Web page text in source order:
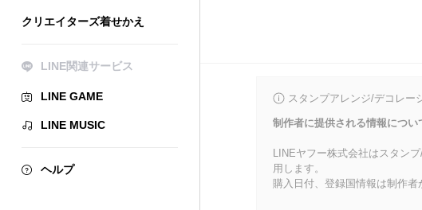
クリエイターズ着せかえ
LINE関連サービス
LINE GAME
LINE MUSIC
ヘルプ
スタンプアレンジ/デコレー
制作者に提供される情報につい
LINEヤフー株式会社はスタン
用します。
購入日付、登録国情報は制作